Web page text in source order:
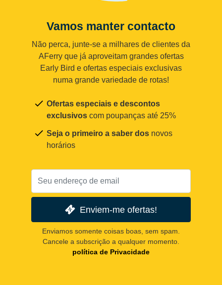
Vamos manter contacto
Não perca, junte-se a milhares de clientes da
AFerry que já aproveitam grandes ofertas
Early Bird e ofertas especiais exclusivas
numa grande variedade de rotas!
Ofertas especiais e descontos
exclusivos com poupanças até 25%
Seja o primeiro a saber dos novos
horários
Enviem-me ofertas!
Enviamos somente coisas boas, sem spam.
Cancele a subscrição a qualquer momento.
política de Privacidade